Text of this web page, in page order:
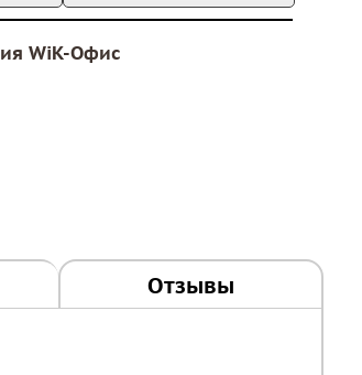
WiK-Офис
Отзывы